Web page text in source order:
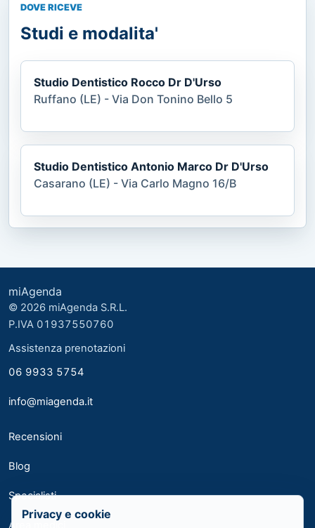
DOVE RICEVE
Studi e modalita'
Studio Dentistico Rocco Dr D'Urso
Ruffano (LE) - Via Don Tonino Bello 5
Studio Dentistico Antonio Marco Dr D'Urso
Casarano (LE) - Via Carlo Magno 16/B
miAgenda
© 2026 miAgenda S.R.L.
P.IVA 01937550760
Assistenza prenotazioni
06 9933 5754
info@miagenda.it
Recensioni
Blog
Specialisti
Area medici
Privacy e cookie